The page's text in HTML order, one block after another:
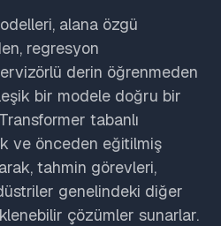
alana özgü
regresyon
derin öğrenmeden
bir modele doğru bir
tabanlı
ve önceden eğitilmiş
tahmin görevleri,
genelindeki diğer
çözümler sunarlar.